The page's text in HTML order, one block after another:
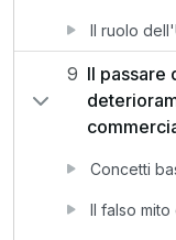
Il ruolo
9 Il passare
Concetti
Il falso